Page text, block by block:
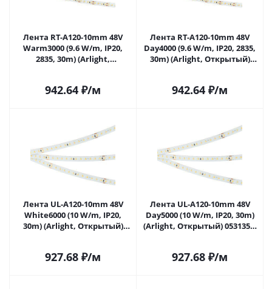
Лента RT-A120-10mm 48V
Warm3000 (9.6 W/m, IP20,
2835, 30m) (Arlight,
942.64 ₽/м
Лента RT-A120-10mm 48V
Day4000 (9.6 W/m, IP20, 2835,
30m) (Arlight, Открытый)
942.64 ₽/м
Лента UL-A120-10mm 48V
White6000 (10 W/m, IP20,
30m) (Arlight, Открытый)
927.68 ₽/м
Лента UL-A120-10mm 48V
Day5000 (10 W/m, IP20, 30m)
(Arlight, Открытый) 053135 в
927.68 ₽/м